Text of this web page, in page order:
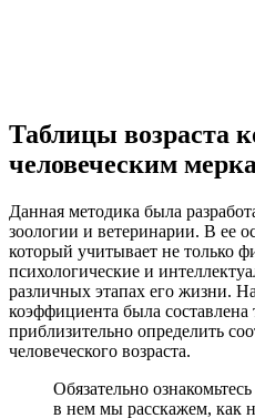
Таблицы возраста
человеческим
Данная методика была
зоологии и ветеринарии. В ее
который учитывает не только
психологические и
различных этапах его жизни.
коэффициента была
приблизительно определить
человеческого возраста.
Обязательно
в нем мы расскажем, как